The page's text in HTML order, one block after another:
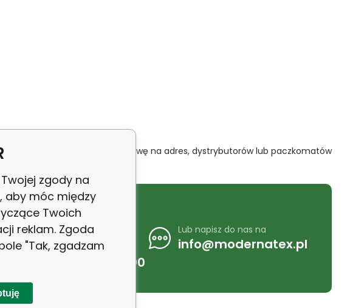
Masz do wyboru dostawę na adres, dystrybutorów lub paczkomatów
zadzwoń do nas
+48 731 841 596
Obsługa Klienta,
pn.-pt.: 7:00 - 15:00
Lub napisz do nas na
info@modernatex.pl
zgody na
aby móc między
Twoich
reklam. Zgoda
"Tak, zgadzam